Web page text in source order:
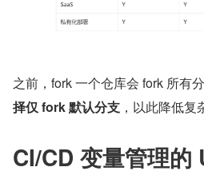
之前，fork 一个仓库会 fork 所有
择仅 fork 默认分支 ，以此降低复
CI/CD 变量管理的